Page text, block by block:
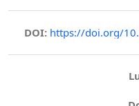
DOI: https://doi.org/